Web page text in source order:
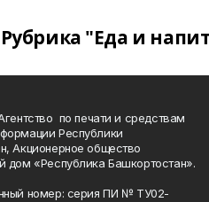
Рубрика "Еда и
по печати и средствам
Республики
Акционерное общество
дом «Республика Башкортостан».
номер: серия ПИ № ТУ02-